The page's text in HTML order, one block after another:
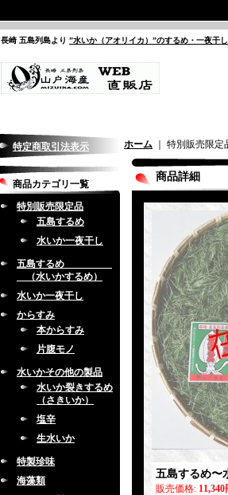
長崎 五島列島より ”水いか（アオリイカ）”のするめ・一夜干し
特定商取引法表示
商品カテゴリ一覧
特別販売限定品
五島するめ
水いか一夜干し
五島するめ
（水いかするめ）
水いか一夜干し
からすみ
本からすみ
片腹モノ
水いかその他の製品
水いか裂きするめ
（さきいか）
塩辛
生水いか
特製珍味
海藻類
ホーム ｜ 特別販売限定
商品詳細
五島するめ
販売価格: 11,340